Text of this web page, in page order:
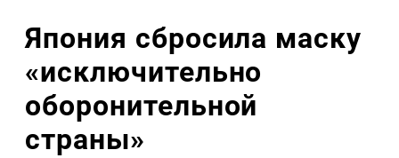
Япония сбросила маску
«исключительно
оборонительной
страны»